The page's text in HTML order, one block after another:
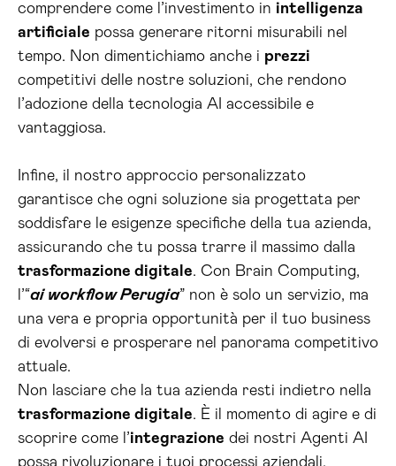
comprendere come l’investimento in intelligenza
artificiale possa generare ritorni misurabili nel
tempo. Non dimentichiamo anche i prezzi
competitivi delle nostre soluzioni, che rendono
l’adozione della tecnologia AI accessibile e
vantaggiosa.
Infine, il nostro approccio personalizzato
garantisce che ogni soluzione sia progettata per
soddisfare le esigenze specifiche della tua azienda,
assicurando che tu possa trarre il massimo dalla
trasformazione digitale. Con Brain Computing,
l’“ai workflow Perugia” non è solo un servizio, ma
una vera e propria opportunità per il tuo business
di evolversi e prosperare nel panorama competitivo
attuale.
Non lasciare che la tua azienda resti indietro nella
trasformazione digitale. È il momento di agire e di
scoprire come l’integrazione dei nostri Agenti AI
possa rivoluzionare i tuoi processi aziendali.